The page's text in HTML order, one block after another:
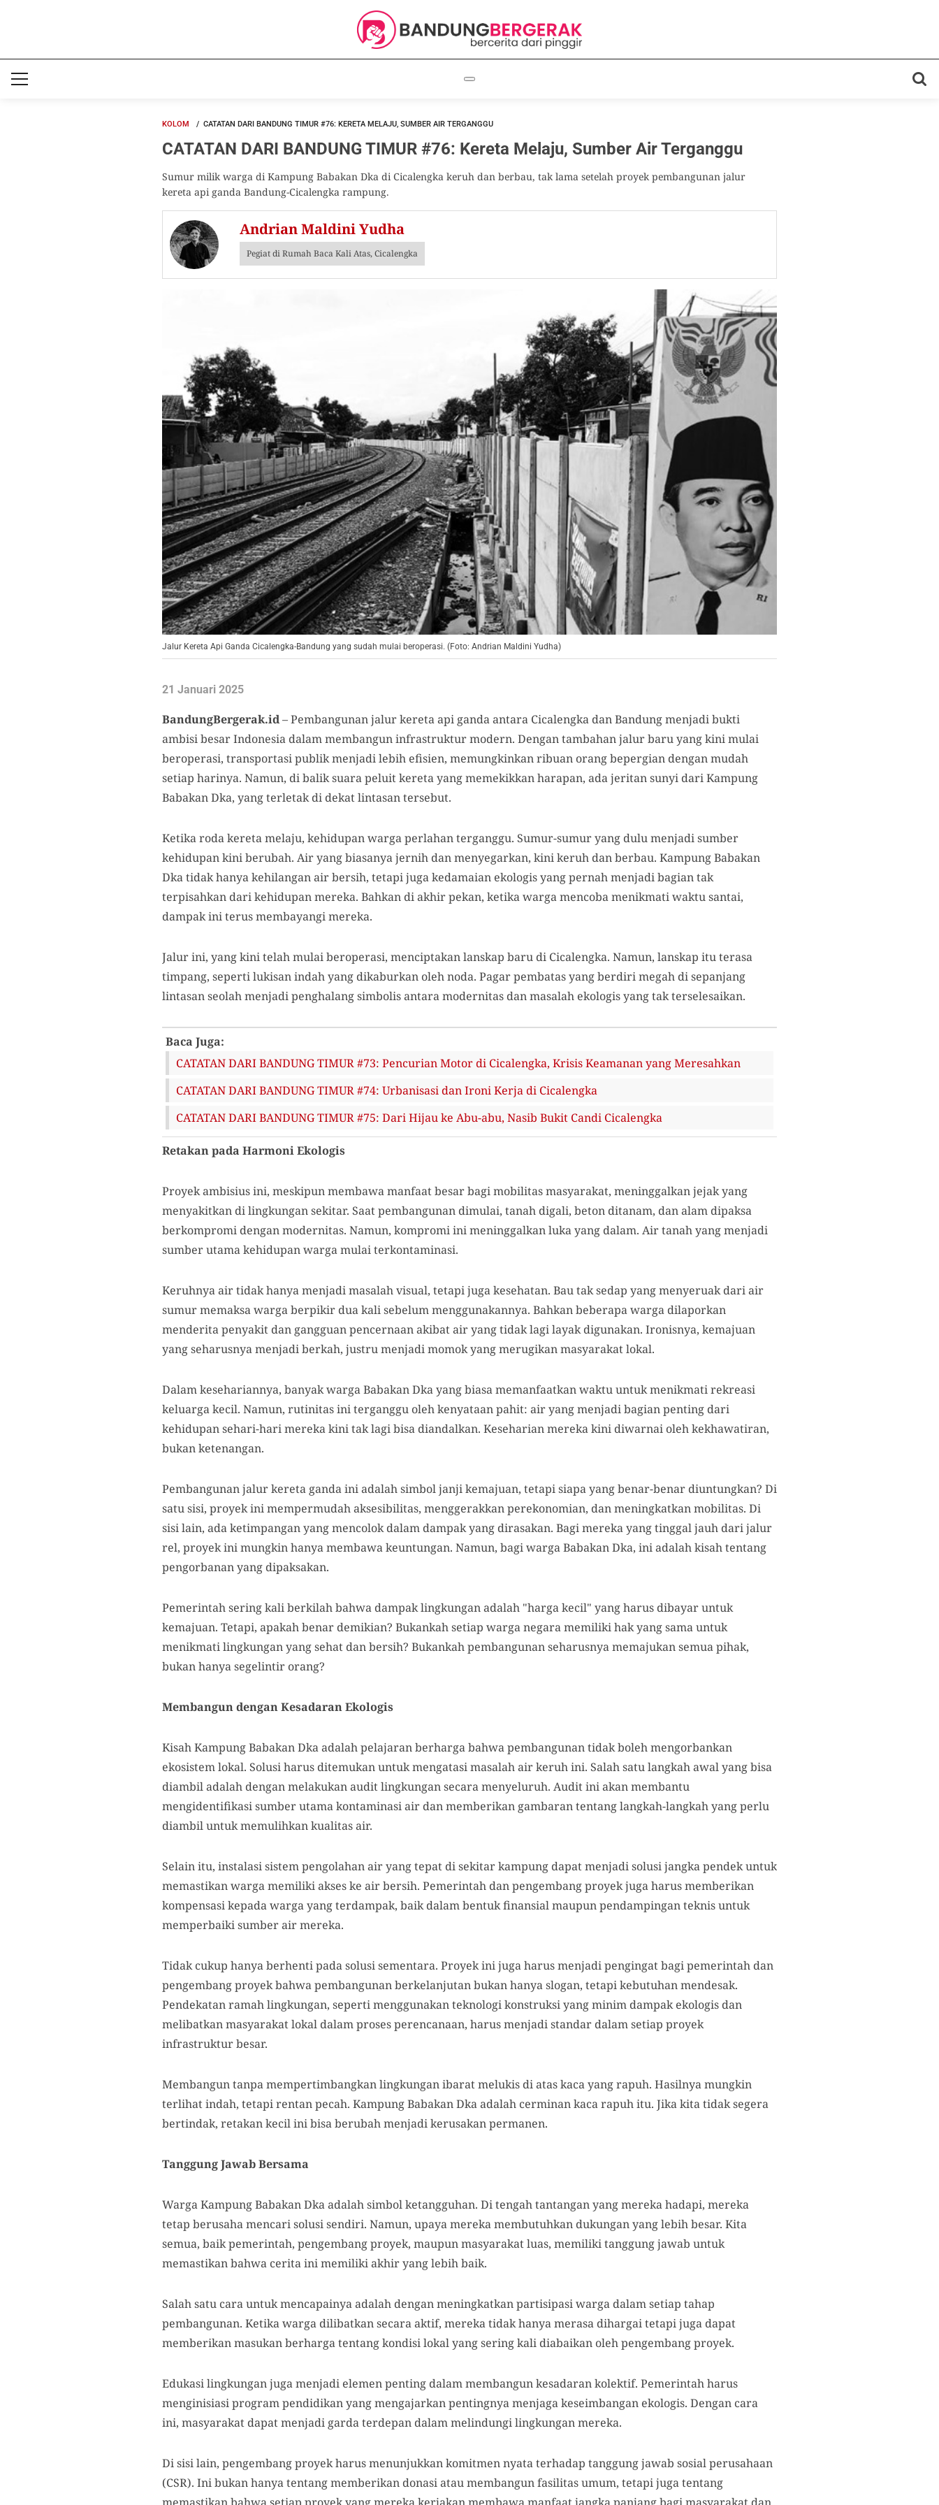
KOLOM CATATAN DARI BANDUNG TIMUR #76: KERETA MELAJU, SUMBER AIR TERGANGGU
CATATAN DARI BANDUNG TIMUR #76: Kereta Melaju, Sumber Air Terganggu
Sumur milik warga di Kampung Babakan Dka di Cicalengka keruh dan berbau, tak lama setelah proyek pembangunan jalur
kereta api ganda Bandung-Cicalengka rampung.
Andrian Maldini Yudha
Pegiat di Rumah Baca Kali Atas, Cicalengka
Jalur Kereta Api Ganda Cicalengka-Bandung yang sudah mulai beroperasi. (Foto: Andrian Maldini Yudha)
21 Januari 2025
BandungBergerak.id– Pembangunan jalur kereta api ganda antara Cicalengka dan Bandung menjadi bukti
ambisi besar Indonesia dalam membangun infrastruktur modern. Dengan tambahan jalur baru yang kini mulai
beroperasi, transportasi publik menjadi lebih efisien, memungkinkan ribuan orang bepergian dengan mudah
setiap harinya. Namun, di balik suara peluit kereta yang memekikkan harapan, ada jeritan sunyi dari Kampung
Babakan Dka, yang terletak di dekat lintasan tersebut.
Ketika roda kereta melaju, kehidupan warga perlahan terganggu. Sumur-sumur yang dulu menjadi sumber
kehidupan kini berubah. Air yang biasanya jernih dan menyegarkan, kini keruh dan berbau. Kampung Babakan
Dka tidak hanya kehilangan air bersih, tetapi juga kedamaian ekologis yang pernah menjadi bagian tak
terpisahkan dari kehidupan mereka. Bahkan di akhir pekan, ketika warga mencoba menikmati waktu santai,
dampak ini terus membayangi mereka.
Jalur ini, yang kini telah mulai beroperasi, menciptakan lanskap baru di Cicalengka. Namun, lanskap itu terasa
timpang, seperti lukisan indah yang dikaburkan oleh noda. Pagar pembatas yang berdiri megah di sepanjang
lintasan seolah menjadi penghalang simbolis antara modernitas dan masalah ekologis yang tak terselesaikan.
Baca Juga:
CATATAN DARI BANDUNG TIMUR #73: Pencurian Motor di Cicalengka, Krisis Keamanan yang Meresahkan
CATATAN DARI BANDUNG TIMUR #74: Urbanisasi dan Ironi Kerja di Cicalengka
CATATAN DARI BANDUNG TIMUR #75: Dari Hijau ke Abu-abu, Nasib Bukit Candi Cicalengka
Retakan pada Harmoni Ekologis
Proyek ambisius ini, meskipun membawa manfaat besar bagi mobilitas masyarakat, meninggalkan jejak yang
menyakitkan di lingkungan sekitar. Saat pembangunan dimulai, tanah digali, beton ditanam, dan alam dipaksa
berkompromi dengan modernitas. Namun, kompromi ini meninggalkan luka yang dalam. Air tanah yang menjadi
sumber utama kehidupan warga mulai terkontaminasi.
Keruhnya air tidak hanya menjadi masalah visual, tetapi juga kesehatan. Bau tak sedap yang menyeruak dari air
sumur memaksa warga berpikir dua kali sebelum menggunakannya. Bahkan beberapa warga dilaporkan
menderita penyakit dan gangguan pencernaan akibat air yang tidak lagi layak digunakan. Ironisnya, kemajuan
yang seharusnya menjadi berkah, justru menjadi momok yang merugikan masyarakat lokal.
Dalam kesehariannya, banyak warga Babakan Dka yang biasa memanfaatkan waktu untuk menikmati rekreasi
keluarga kecil. Namun, rutinitas ini terganggu oleh kenyataan pahit: air yang menjadi bagian penting dari
kehidupan sehari-hari mereka kini tak lagi bisa diandalkan. Keseharian mereka kini diwarnai oleh kekhawatiran,
bukan ketenangan.
Pembangunan jalur kereta ganda ini adalah simbol janji kemajuan, tetapi siapa yang benar-benar diuntungkan? Di
satu sisi, proyek ini mempermudah aksesibilitas, menggerakkan perekonomian, dan meningkatkan mobilitas. Di
sisi lain, ada ketimpangan yang mencolok dalam dampak yang dirasakan. Bagi mereka yang tinggal jauh dari jalur
rel, proyek ini mungkin hanya membawa keuntungan. Namun, bagi warga Babakan Dka, ini adalah kisah tentang
pengorbanan yang dipaksakan.
Pemerintah sering kali berkilah bahwa dampak lingkungan adalah "harga kecil" yang harus dibayar untuk
kemajuan. Tetapi, apakah benar demikian? Bukankah setiap warga negara memiliki hak yang sama untuk
menikmati lingkungan yang sehat dan bersih? Bukankah pembangunan seharusnya memajukan semua pihak,
bukan hanya segelintir orang?
Membangun dengan Kesadaran Ekologis
Kisah Kampung Babakan Dka adalah pelajaran berharga bahwa pembangunan tidak boleh mengorbankan
ekosistem lokal. Solusi harus ditemukan untuk mengatasi masalah air keruh ini. Salah satu langkah awal yang bisa
diambil adalah dengan melakukan audit lingkungan secara menyeluruh. Audit ini akan membantu
mengidentifikasi sumber utama kontaminasi air dan memberikan gambaran tentang langkah-langkah yang perlu
diambil untuk memulihkan kualitas air.
Selain itu, instalasi sistem pengolahan air yang tepat di sekitar kampung dapat menjadi solusi jangka pendek untuk
memastikan warga memiliki akses ke air bersih. Pemerintah dan pengembang proyek juga harus memberikan
kompensasi kepada warga yang terdampak, baik dalam bentuk finansial maupun pendampingan teknis untuk
memperbaiki sumber air mereka.
Tidak cukup hanya berhenti pada solusi sementara. Proyek ini juga harus menjadi pengingat bagi pemerintah dan
pengembang proyek bahwa pembangunan berkelanjutan bukan hanya slogan, tetapi kebutuhan mendesak.
Pendekatan ramah lingkungan, seperti menggunakan teknologi konstruksi yang minim dampak ekologis dan
melibatkan masyarakat lokal dalam proses perencanaan, harus menjadi standar dalam setiap proyek
infrastruktur besar.
Membangun tanpa mempertimbangkan lingkungan ibarat melukis di atas kaca yang rapuh. Hasilnya mungkin
terlihat indah, tetapi rentan pecah. Kampung Babakan Dka adalah cerminan kaca rapuh itu. Jika kita tidak segera
bertindak, retakan kecil ini bisa berubah menjadi kerusakan permanen.
Tanggung Jawab Bersama
Warga Kampung Babakan Dka adalah simbol ketangguhan. Di tengah tantangan yang mereka hadapi, mereka
tetap berusaha mencari solusi sendiri. Namun, upaya mereka membutuhkan dukungan yang lebih besar. Kita
semua, baik pemerintah, pengembang proyek, maupun masyarakat luas, memiliki tanggung jawab untuk
memastikan bahwa cerita ini memiliki akhir yang lebih baik.
Salah satu cara untuk mencapainya adalah dengan meningkatkan partisipasi warga dalam setiap tahap
pembangunan. Ketika warga dilibatkan secara aktif, mereka tidak hanya merasa dihargai tetapi juga dapat
memberikan masukan berharga tentang kondisi lokal yang sering kali diabaikan oleh pengembang proyek.
Edukasi lingkungan juga menjadi elemen penting dalam membangun kesadaran kolektif. Pemerintah harus
menginisiasi program pendidikan yang mengajarkan pentingnya menjaga keseimbangan ekologis. Dengan cara
ini, masyarakat dapat menjadi garda terdepan dalam melindungi lingkungan mereka.
Di sisi lain, pengembang proyek harus menunjukkan komitmen nyata terhadap tanggung jawab sosial perusahaan
(CSR). Ini bukan hanya tentang memberikan donasi atau membangun fasilitas umum, tetapi juga tentang